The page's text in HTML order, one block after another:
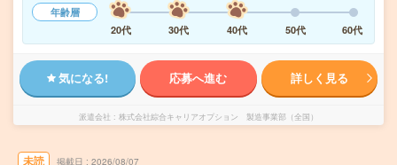
年齢層
20代
30代 40代 50代 60代
気になる! 応募へ進む 詳しく見る
派遣会社 株式会社綜合キャリアオプション 製造事業部（全国）
未読 掲載日 2026/08/07